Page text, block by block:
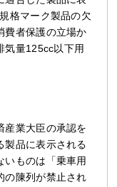
格マーク製品の欠
費者保護の立場か
量125cc以下用
産業大臣の承認を
製品に表示される
いものは「乗車用
の陳列が禁止され